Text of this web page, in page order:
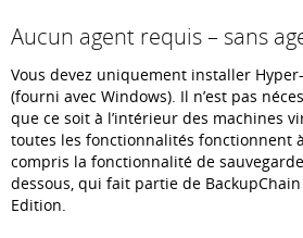
Aucun agent requis – sans
Vous devez uniquement installer
(fourni avec Windows). Il n’est pas
que ce soit à l’intérieur des machines
toutes les fonctionnalités fonctionnent
compris la fonctionnalité de
dessous, qui fait partie de
Edition.